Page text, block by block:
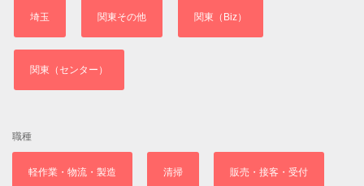
埼玉 関東その他 関東（Biz）
関東（センター）
職種
軽作業・物流・製造 清掃 販売・接客・受付